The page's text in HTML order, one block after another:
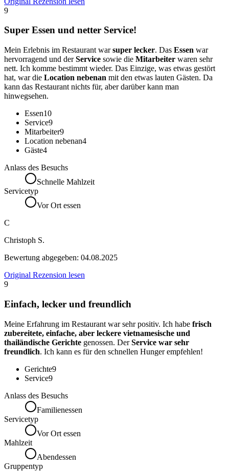
9
Super Essen und netter Service!
Mein Erlebnis im Restaurant warsuper lecker. Das Essen war
hervorragend und derService sowie die Mitarbeiter waren sehr
nett. Ich komme bestimmt wieder. Das Einzige, was etwas gestört
hat, war die Location nebenan mit den etwas lauten Gästen. Da
kann das Restaurant nichts für, aber darüber kann man
hinwegsehen.
Essen10
Service9
Mitarbeiter9
Location nebenan4
Gäste4
Anlass des Besuchs
Schnelle Mahlzeit
Servicetyp
Vor Ort essen
C
Christoph S.
Bewertung abgegeben: 04.08.2025
Original Rezension lesen
9
Einfach, lecker und freundlich
Meine Erfahrung im Restaurant war sehr positiv. Ich habe frisch
zubereitete, einfache, aber leckere vietnamesische und
thailändische Gerichte genossen. DerService war sehr
freundlich. Ich kann es für den schnellen Hunger empfehlen!
Gerichte9
Service9
Anlass des Besuchs
Familienessen
Servicetyp
Vor Ort essen
Mahlzeit
Abendessen
Gruppentyp